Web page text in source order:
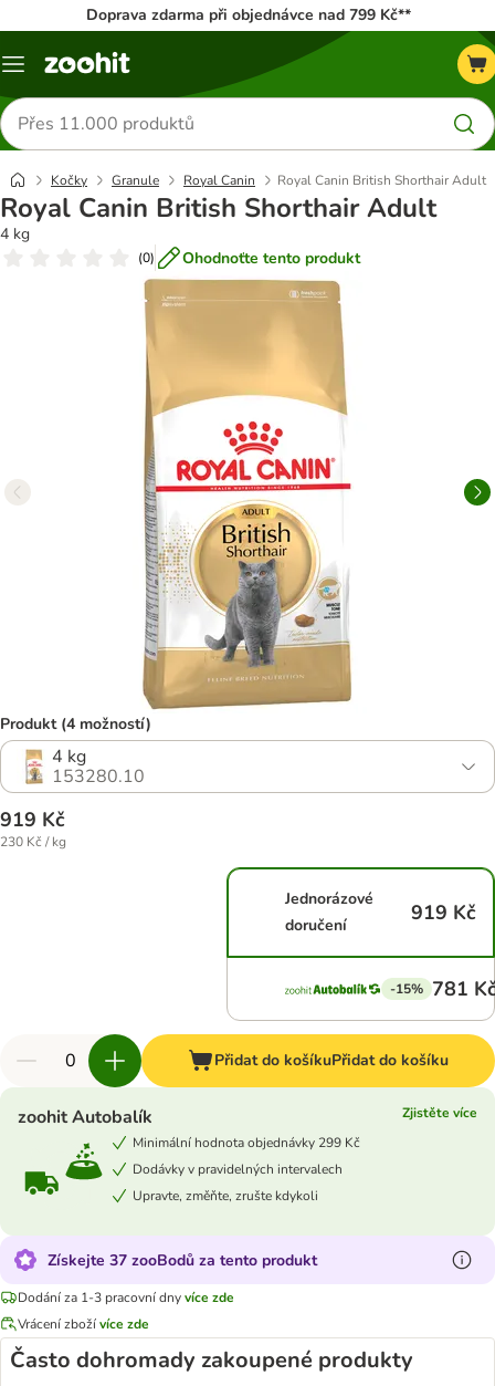
Doprava zdarma při objednávce nad 799 Kč**
Menu
Hledat
produkty
Kočky Granule Royal Canin Royal Canin British Shorthair Adult
Royal Canin British Shorthair Adult
4 kg
(0) Ohodnoťte tento produkt
Produkt (4 možností)
4 kg
153280.10
919 Kč
230 Kč / kg
Jednorázové
doručení
919 Kč
-15% 781
Přidat do košíkuPřidat do košíku
zoohit Autobalík
Zjistěte více
Minimální hodnota objednávky 299 Kč
Dodávky v pravidelných intervalech
Upravte, změňte, zrušte kdykoli
Získejte 37 zooBodů za tento produkt
Dodání za 1-3 pracovní dnyvíce zde
Vrácení zbožívíce zde
Často dohromady zakoupené produkty